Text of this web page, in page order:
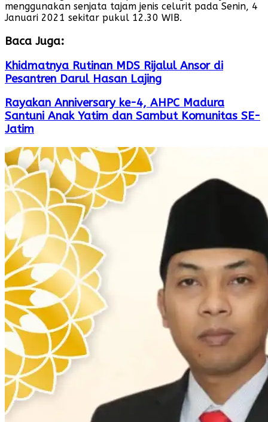
menggunakan senjata tajam jenis celurit pada Senin, 4
Januari 2021 sekitar pukul 12.30 WIB.
Baca Juga:
Khidmatnya Rutinan MDS Rijalul Ansor di
Pesantren Darul Hasan Lajing
Rayakan Anniversary ke-4, AHPC Madura
Santuni Anak Yatim dan Sambut Komunitas SE-
Jatim